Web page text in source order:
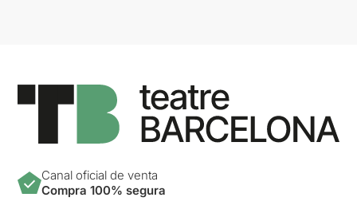
Canal oficial de venta
Compra 100% segura